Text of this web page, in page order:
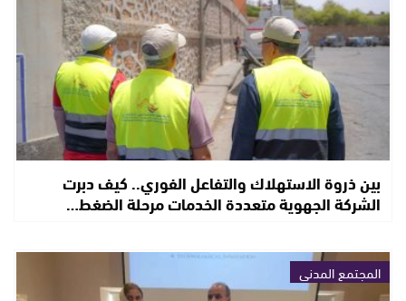
بين ذروة الاستهلاك والتفاعل الفوري.. كيف دبرت
الشركة الجهوية متعددة الخدمات مرحلة الضغط…
المجتمع المدني